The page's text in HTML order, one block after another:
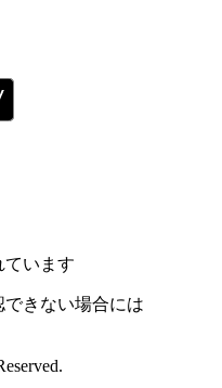
ています
きない場合には